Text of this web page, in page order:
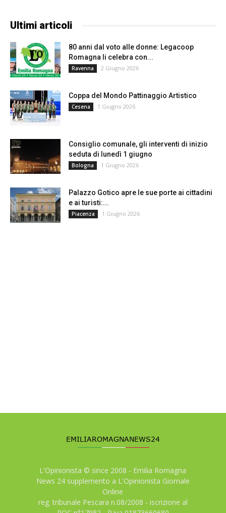
Ultimi articoli
80 anni dal voto alle donne: Legacoop
Romagna li celebra con...
Ravenna 2 Giugno 2026
Coppa del Mondo Pattinaggio Artistico
Cesena 1 Giugno 2026
Consiglio comunale, gli interventi di inizio
seduta di lunedì 1 giugno
Bologna 1 Giugno 2026
Palazzo Gotico apre le sue porte ai cittadini
e ai turisti:...
Piacenza 1 Giugno 2026
L'Opinionista © since 2008 - Emilia Romagna
News 24 supplemento a L'Opinionista Giornale
Online
reg. tribunale Pescara n.08/2008 - iscrizione al